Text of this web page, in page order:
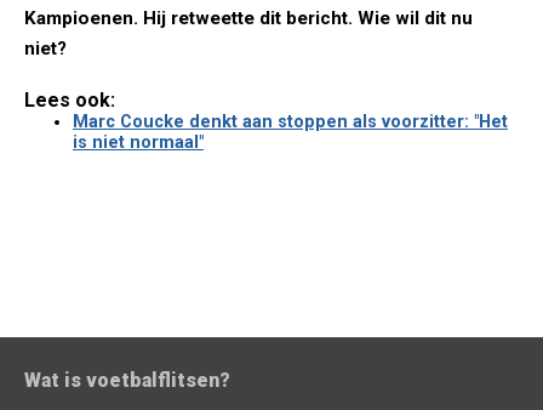
Kampioenen. Hij retweette dit bericht. Wie wil dit nu
niet?
Lees ook:
Marc Coucke denkt aan stoppen als voorzitter: "Het
is niet normaal"
Wat is voetbalflitsen?